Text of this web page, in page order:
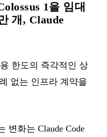
1을 임대
개, Claude
한도의 즉각적인 상
없는 인프라 계약을
변화는 Claude Code